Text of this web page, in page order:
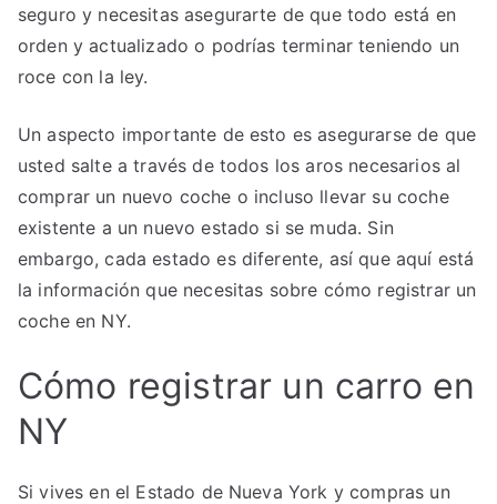
seguro y necesitas asegurarte de que todo está en
orden y actualizado o podrías terminar teniendo un
roce con la ley.
Un aspecto importante de esto es asegurarse de que
usted salte a través de todos los aros necesarios al
comprar un nuevo coche o incluso llevar su coche
existente a un nuevo estado si se muda. Sin
embargo, cada estado es diferente, así que aquí está
la información que necesitas sobre cómo registrar un
coche en NY.
Cómo registrar un carro en
NY
Si vives en el Estado de Nueva York y compras un